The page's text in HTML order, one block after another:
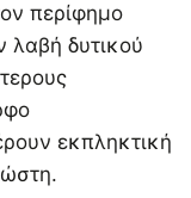
περίφημο
λαβή δυτικού
εκπληκτική